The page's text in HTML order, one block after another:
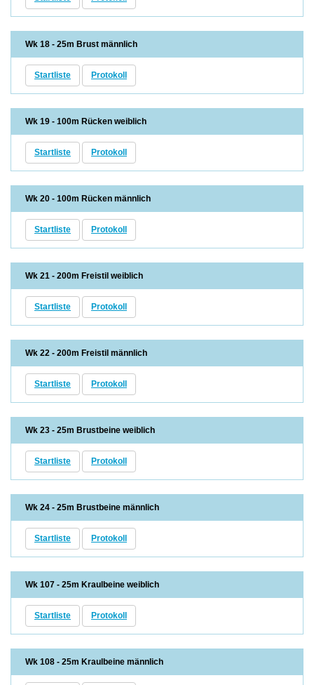
Wk 18 - 25m Brust männlich
Startliste Protokoll
Wk 19 - 100m Rücken weiblich
Startliste Protokoll
Wk 20 - 100m Rücken männlich
Startliste Protokoll
Wk 21 - 200m Freistil weiblich
Startliste Protokoll
Wk 22 - 200m Freistil männlich
Startliste Protokoll
Wk 23 - 25m Brustbeine weiblich
Startliste Protokoll
Wk 24 - 25m Brustbeine männlich
Startliste Protokoll
Wk 107 - 25m Kraulbeine weiblich
Startliste Protokoll
Wk 108 - 25m Kraulbeine männlich